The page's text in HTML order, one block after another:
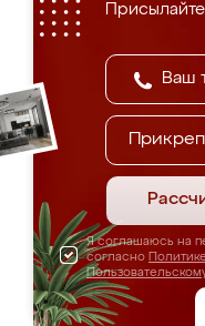
Я соглашаюсь на
согласно